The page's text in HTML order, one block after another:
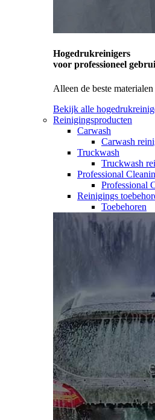
Hogedrukreinigers
voor professioneel
Alleen de beste
Bekijk alle
Reinigingsproducten
Carwash
Carwash
Truckwash
Truckwash
Professional
Professional
Reinigings
Toebehoren